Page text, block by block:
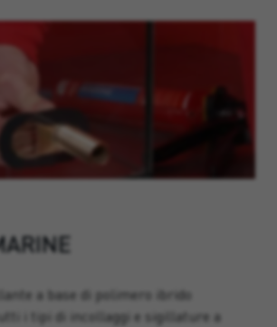
a base di polimero ibrido
i tipi di incollaggi e sigillature a